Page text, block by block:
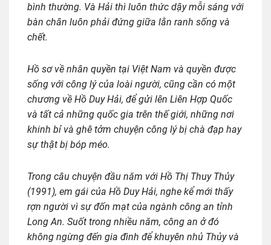
bình thường. Và Hải thì luôn thức dậy mỗi sáng với
bàn chân luôn phải đứng giữa lằn ranh sống và
chết.
Hồ sơ về nhân quyền tại Việt Nam và quyền được
sống với công lý của loài người, cũng cần có một
chương về Hồ Duy Hải, để gửi lên Liên Hợp Quốc
và tất cả những quốc gia trên thế giới, những nơi
khinh bỉ và ghê tởm chuyện công lý bị chà đạp hay
sự thật bị bóp méo.
Trong câu chuyện đầu năm với Hồ Thị Thuy Thủy
(1991), em gái của Hồ Duy Hải, nghe kể mới thấy
rợn người vì sự đốn mạt của ngành công an tỉnh
Long An. Suốt trong nhiều năm, công an ở đó
không ngừng đến gia đình để khuyên nhủ Thủy và